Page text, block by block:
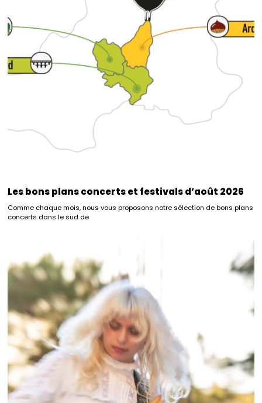
Les bons plans concerts et festivals d’août 2026
Comme chaque mois, nous vous proposons notre sélection de bons plans
concerts dans le sud de